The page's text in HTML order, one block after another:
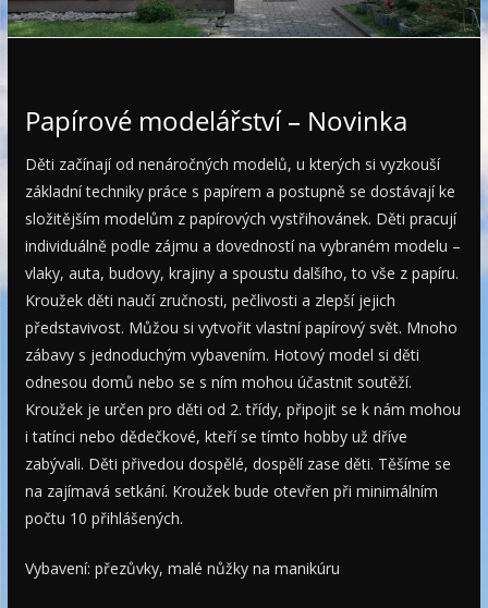
e
Papírové modelářství – Novinka
Děti začínají od nenáročných modelů, u kterých si vyzkouší
základní techniky práce s papírem a postupně se dostávají ke
složitějším modelům z papírových vystřihovánek. Děti pracují
individuálně podle zájmu a dovedností na vybraném modelu –
vlaky, auta, budovy, krajiny a spoustu dalšího, to vše z papíru.
Kroužek děti naučí zručnosti, pečlivosti a zlepší jejich
představivost. Můžou si vytvořit vlastní papírový svět. Mnoho
zábavy s jednoduchým vybavením. Hotový model si děti
odnesou domů nebo se s ním mohou účastnit soutěží.
Kroužek je určen pro děti od 2. třídy, připojit se k nám mohou
i tatínci nebo dědečkové, kteří se tímto hobby už dříve
zabývali. Děti přivedou dospělé, dospělí zase děti. Těšíme se
na zajímavá setkání. Kroužek bude otevřen při minimálním
počtu 10 přihlášených.
Vybavení: přezůvky, malé nůžky na manikúru